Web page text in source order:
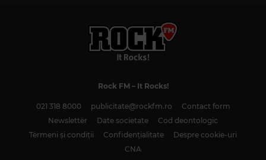
Magic Classic Music
PEER GYNT SUITE NO. 1, OP. 46: I. MORNING MOOD
Rock FM– It Rocks!
021 318 8000 publicitate@rockfm.ro
Contact form
Newsletter
Date societate
Cod deontologic
Termeni și condiții
Confidențialitate
Despre cookie-uri
CNA